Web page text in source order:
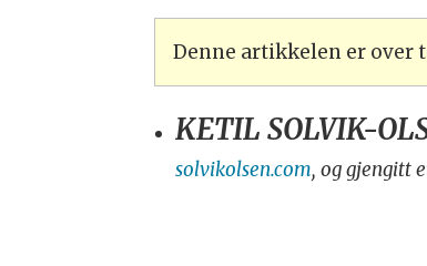
Denne artikkelen er over
KETIL SOLVIK-
solvikolsen.com, og gjengitt